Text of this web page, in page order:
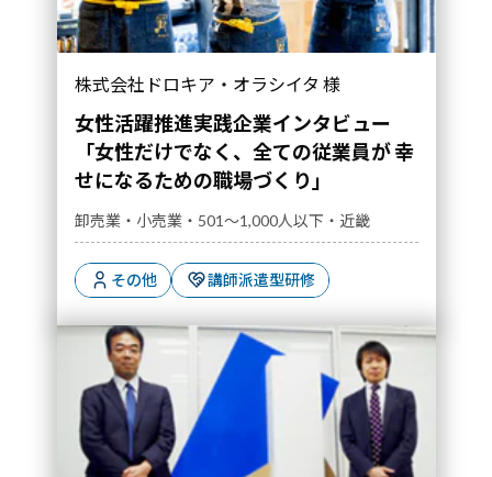
ための職場づくり」｜導入事例">
株式会社ドロキア・オラシイタ 様
女性活躍推進実践企業インタビュー
「女性だけでなく、全ての従業員が 幸
せになるための職場づくり」
卸売業・小売業・501～1,000人以下・近畿
その他 講師派遣型研修